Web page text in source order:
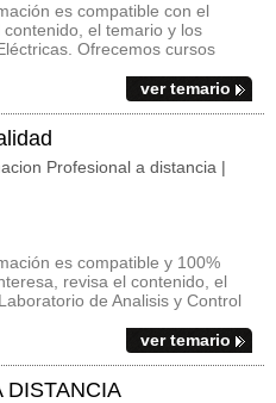
es compatible con el
el temario y los
Ofrecemos cursos
ver temario
Profesional a distancia |
es compatible y 100%
revisa el contenido, el
de Analisis y Control
ver temario
DISTANCIA